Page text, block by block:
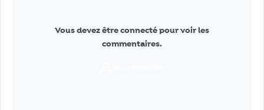
Vous devez être connecté pour voir les
commentaires.